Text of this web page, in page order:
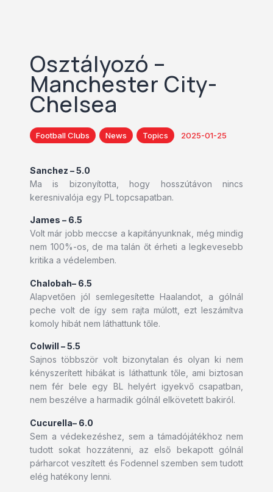
Osztályozó –
Manchester City-
Chelsea
Football Clubs News Topics 2025-01-25
Sanchez – 5.0
Ma is bizonyította, hogy hosszútávon nincs
keresnivalója egy PL topcsapatban.
James – 6.5
Volt már jobb meccse a kapitányunknak, még mindig
nem 100%-os, de ma talán őt érheti a legkevesebb
kritika a védelemben.
Chalobah– 6.5
Alapvetően jól semlegesítette Haalandot, a gólnál
peche volt de így sem rajta múlott, ezt leszámítva
komoly hibát nem láthattunk tőle.
Colwill – 5.5
Sajnos többször volt bizonytalan és olyan ki nem
kényszerített hibákat is láthattunk tőle, ami biztosan
nem fér bele egy BL helyért igyekvő csapatban,
nem beszélve a harmadik gólnál elkövetett bakiról.
Cucurella– 6.0
Sem a védekezéshez, sem a támadójátékhoz nem
tudott sokat hozzátenni, az első bekapott gólnál
párharcot veszített és Fodennel szemben sem tudott
elég hatékony lenni.